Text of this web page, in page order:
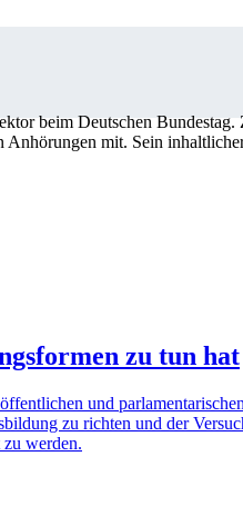
beim Deutschen Bundestag.
mit. Sein
zu tun hat
und
zu richten und der
werden.